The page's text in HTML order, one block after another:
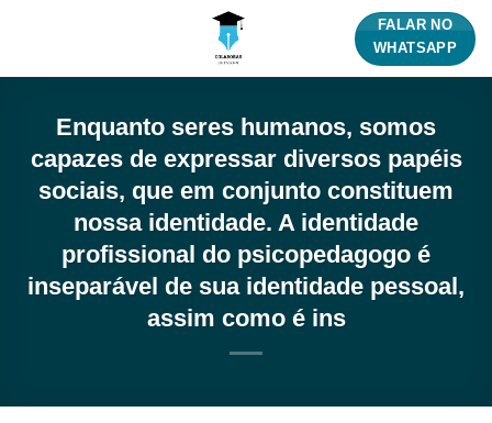
FALAR NO
WHATSAPP
Enquanto seres humanos, somos
capazes de expressar diversos papéis
sociais, que em conjunto constituem
nossa identidade. A identidade
profissional do psicopedagogo é
inseparável de sua identidade pessoal,
assim como é ins